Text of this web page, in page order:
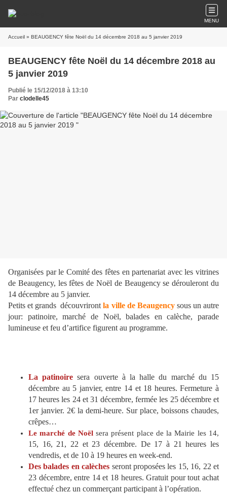
MENU
Accueil » BEAUGENCY fête Noël du 14 décembre 2018 au 5 janvier 2019
BEAUGENCY fête Noël du 14 décembre 2018 au
5 janvier 2019
Publié le 15/12/2018 à 13:10
Par clodelle45
Organisées par le Comité des fêtes en partenariat avec les vitrines
de Beaugency, les fêtes de Noël de Beaugency se dérouleront du
14 décembre au 5 janvier.
Petits et grands découvrirontla ville de Beaugencysous un autre
jour: patinoire, marché de Noël, balades en calèche, parade
lumineuse et feu d’artifice figurent au programme.
La patinoire sera ouverte à la halle du marché du 15
décembre au 5 janvier, entre 14 et 18 heures. Fermeture à
17 heures les 24 et 31 décembre, fermée les 25 décembre et
1er janvier. 2€ la demi-heure. Sur place, boissons chaudes,
crêpes…
Le marché de Noëlsera présent place de la Mairie les 14,
15, 16, 21, 22 et 23 décembre. De 17 à 21 heures les
vendredis, et de 10 à 19 heures en week-end.
Des balades en calèches seront proposées les 15, 16, 22 et
23 décembre, entre 14 et 18 heures. Gratuit pour tout achat
effectué chez un commerçant participant à l’opération.